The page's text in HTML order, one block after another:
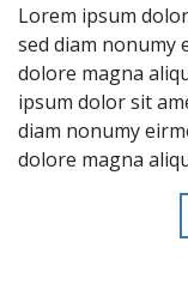
Lorem ipsum
sed diam
dolore magna
ipsum dolor sit
diam nonumy
dolore magna